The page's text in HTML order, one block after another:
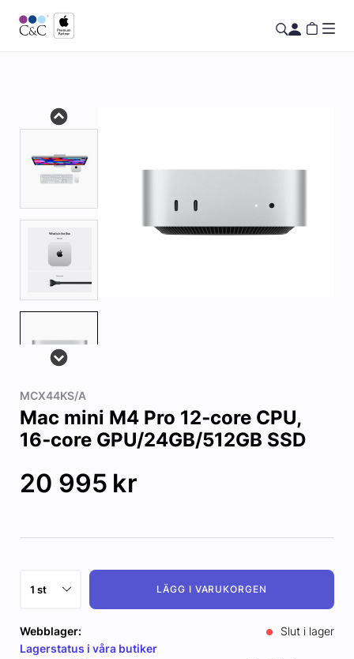
MCX44KS/A
Mac mini M4 Pro 12‑core CPU,
16‑core GPU/24GB/512GB SSD
20 995 kr
LÄGG I VARUKORGEN
Webblager:
Slut i lager
Lagerstatus i våra butiker